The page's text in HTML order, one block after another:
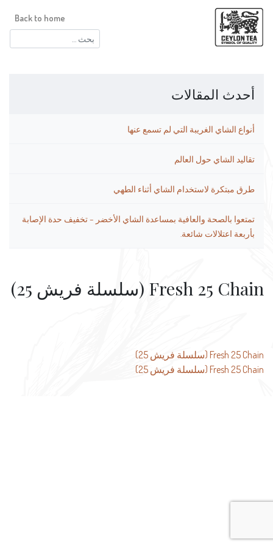
البحث
عن:
Back to home
أحدث المقالات
أنواع الشاي الغريبة التي لم تسمع عنها
تقاليد الشاي حول العالم
طرق مبتكرة لاستخدام الشاي أثناء الطهي
تمتعوا بالصحة والعافية بمساعدة الشاي الأخضر – تخفيف حدة الإصابة
بأربعة اعتلالات شائعة.
Fresh 25 Chain (سلسلة فريش 25)
تصفّح
المقالات
Fresh 25 Chain (سلسلة فريش 25)
Fresh 25 Chain (سلسلة فريش 25)